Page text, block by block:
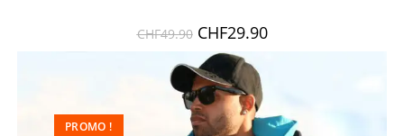
CHF49.90 CHF29.90
PROMO !